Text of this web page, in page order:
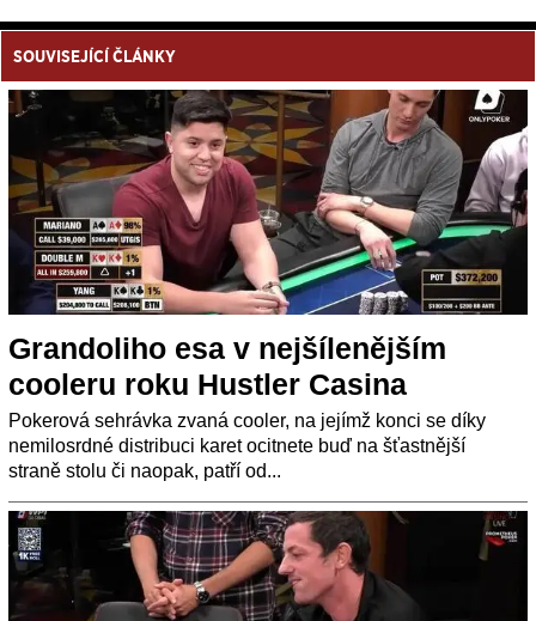
SOUVISEJÍCÍ ČLÁNKY
Grandoliho esa v nejšílenějším
cooleru roku Hustler Casina
Pokerová sehrávka zvaná cooler, na jejímž konci se díky
nemilosrdné distribuci karet ocitnete buď na šťastnější
straně stolu či naopak, patří od...